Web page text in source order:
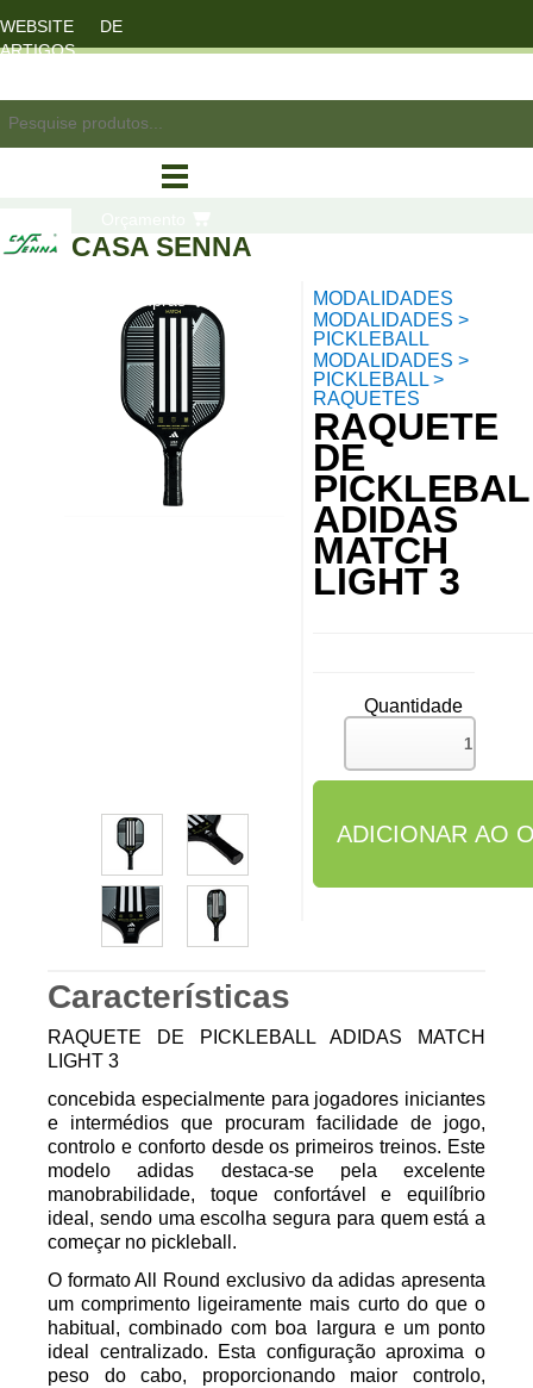
WEBSITE DE
ARTIGOS
compras
CASA SENNA
MODALIDADES
MODALIDADES >
PICKLEBALL
MODALIDADES >
PICKLEBALL >
RAQUETES
RAQUETE
DE
ADIDAS
MATCH
LIGHT 3
Quantidade
Características
RAQUETE DE PICKLEBALL ADIDAS MATCH
LIGHT 3
concebida especialmente para jogadores iniciantes
e intermédios que procuram facilidade de jogo,
controlo e conforto desde os primeiros treinos. Este
modelo adidas destaca-se pela excelente
manobrabilidade, toque confortável e equilíbrio
ideal, sendo uma escolha segura para quem está a
começar no pickleball.
O formato All Round exclusivo da adidas apresenta
um comprimento ligeiramente mais curto do que o
habitual, combinado com boa largura e um ponto
ideal centralizado. Esta configuração aproxima o
peso do cabo, proporcionando maior controlo,